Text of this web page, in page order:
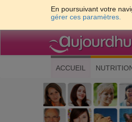
En poursuivant votre
gérer ces paramètres.
ACCUEIL (current)